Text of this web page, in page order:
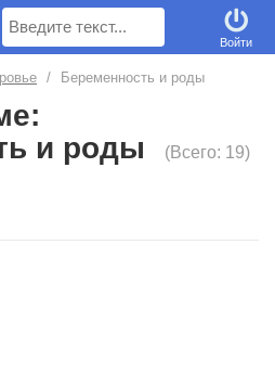
Поиск
Войти
/ Беременность и роды
и роды
(Всего: 19)